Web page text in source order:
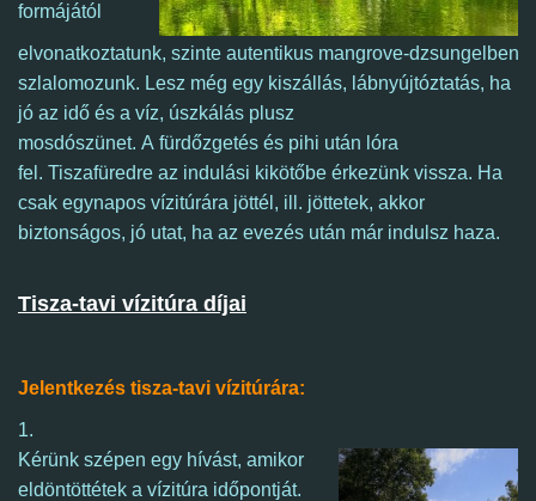
formájától
elvonatkoztatunk, szinte autentikus mangrove-dzsungelben
szlalomozunk. Lesz még egy kiszállás, lábnyújtóztatás, ha
jó az idő és a víz, úszkálás plusz
mosdószünet. A fürdőzgetés és pihi után lóra
fel. Tiszafüredre az indulási kikötőbe érkezünk vissza. Ha
csak egynapos vízitúrára jöttél, ill. jöttetek, akkor
biztonságos, jó utat, ha az evezés után már indulsz haza.
Tisza-tavi vízitúra díjai
Jelentkezés tisza-tavi vízitúrára:
1.
Kérünk szépen egy hívást, amikor
eldöntöttétek a vízitúra időpontját.